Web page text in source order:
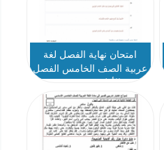
امتحان نهاية الفصل لغة
عربية الصف الخامس الفصل